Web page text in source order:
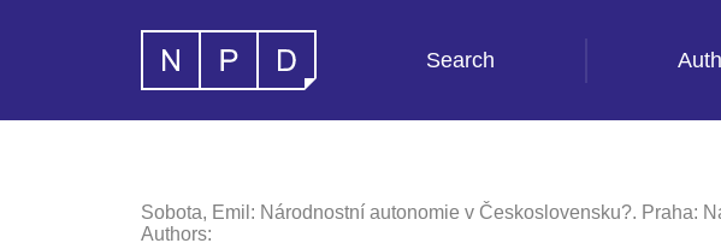
Search
Sobota, Emil: Národnostní autonomie v Československu?. Praha:
Authors: